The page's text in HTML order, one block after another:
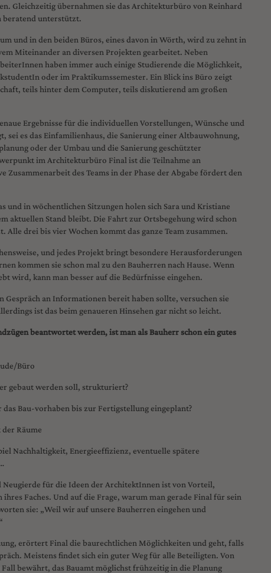
Gleichzeitig übernahmen sie das Architekturbüro von Reinhard
beratend unterstützt.
und in den beiden Büros, eines davon in Wörth, wird zu zehnt in
Miteinander an diversen Projekten gearbeitet. Neben
haben immer auch einige Studierende die Möglichkeit,
oder im Praktikumssemester. Ein Blick ins Büro zeigt
teils hinter dem Computer, teils diskutierend am großen
Ergebnisse für die individuellen Vorstellungen, Wünsche und
sei es das Einfamilienhaus, die Sanierung einer Altbauwohnung,
oder der Umbau und die Sanierung geschützter
im Architekturbüro Final ist die Teilnahme an
Zusammenarbeit des Teams in der Phase der Abgabe fördert den
und in wöchentlichen Sitzungen holen sich Sara und Kristiane
aktuellen Stand bleibt. Die Fahrt zur Ortsbegehung wird schon
Alle drei bis vier Wochen kommt das ganze Team zusammen.
und jedes Projekt bringt besondere Herausforderungen
kommen sie schon mal zu den Bauherren nach Hause. Wenn
wird, kann man besser auf die Bedürfnisse eingehen.
Gespräch an Informationen bereit haben sollte, versuchen sie
ist das beim genaueren Hinsehen gar nicht so leicht.
beantwortet werden, ist man als Bauherr schon ein gutes
Büro
gebaut werden soll, strukturiert?
Bau-vorhaben bis zur Fertigstellung eingeplant?
Räume
Nachhaltigkeit, Energieeffizienz, eventuelle spätere
Neugierde für die Ideen der ArchitektInnen ist von Vorteil,
Faches. Und auf die Frage, warum man gerade Final für sein
sie: „Weil wir auf unsere Bauherren eingehen und
erörtert Final die baurechtlichen Möglichkeiten und geht, falls
Meistens findet sich ein guter Weg für alle Beteiligten. Von
Fall bewährt, das Bauamt möglichst frühzeitig in die Planung